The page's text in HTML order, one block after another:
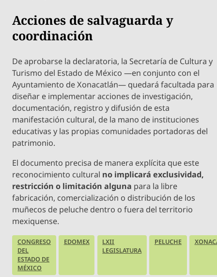
​Acciones de salvaguarda y
coordinación
​De aprobarse la declaratoria, la Secretaría de Cultura y
Turismo del Estado de México —en conjunto con el
Ayuntamiento de Xonacatlán— quedará facultada para
diseñar e implementar acciones de investigación,
documentación, registro y difusión de esta
manifestación cultural, de la mano de instituciones
educativas y las propias comunidades portadoras del
patrimonio.
​El documento precisa de manera explícita que este
reconocimiento cultural no implicará exclusividad,
restricción o limitación alguna para la libre
fabricación, comercialización o distribución de los
muñecos de peluche dentro o fuera del territorio
mexiquense.
CONGRESO
DEL
ESTADO DE
MÉXICO
EDOMEX
LXII
LEGISLATURA
PELUCHE